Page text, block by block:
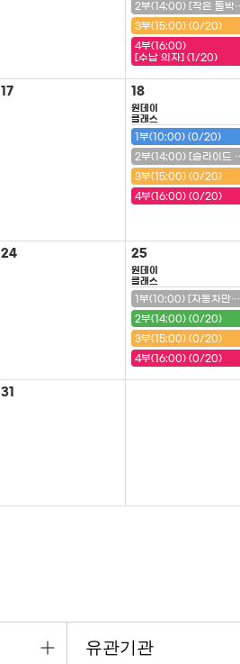
2부(14:00) [작은
3부(15:00) (0/20)
4부(16:00)
[수납 의자] (1/20)
17 18
원데이
클래스
1부(10:00) (0/20)
2부(14:00) [슬라이
3부(15:00) (0/20)
4부(16:00) (0/20)
24 25
원데이
클래스
1부(10:00) [자동차만들기(구급차)] (20/20) (마감)
2부(14:00) (0/20)
3부(15:00) (0/20)
4부(16:00) (0/20)
31